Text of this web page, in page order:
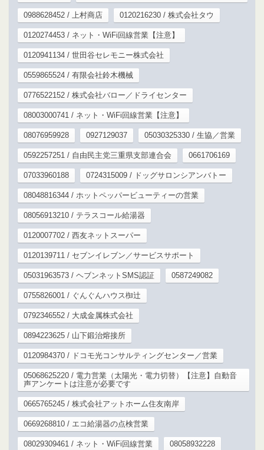
0988628452 / 上村商店 0120216230 / 株式会社タウ
0120274453 / ネット・WiFi回線営業【注意】
0120941134 / 世田谷セレモニー株式会社
0559865524 / 有限会社鈴木機械
0776522152 / 株式会社バロー／ドライセンター
08003000741 / ネット・WiFi回線営業【注意】
08076959928 0927129037 05030325330 / 生協／営業
0592257251 / 自由民主党三重県支部連合会 0661706169
07033960188 0724315009 / ドッグサロンシアンバトー
08048816344 / ホットペッパービューティーの営業
08056913210 / テラスコール給湯器
0120007702 / 西友ネットスーパー
0120139711 / セブンイレブン／サービスサポート
05031963573 / ヘブンネットSMS認証 0587249082
0755826001 / ぐんぐんハウス椥辻
0792346552 / 大成金属株式会社
0894223625 / 山下鍛治熔接所
0120984370 / ドコモ光コンサルティングセンター／営業
05068625220 / 電力営業（太陽光・電力切替）【注意】自動音
声アンケートは注意が必要です
0665765245 / 株式会社アットホーム住友南岸
0669268810 / エコ給湯器の点検営業
08029309461 / ネット・WiFi回線営業 08058932228